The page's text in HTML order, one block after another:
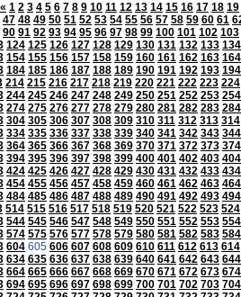
« 1 2 3 4 5 6 7 8 9 10 11 12 13 14 15 16 17 18 19
47 48 49 50 51 52 53 54 55 56 57 58 59 60 61
90 91 92 93 94 95 96 97 98 99 100 101 102 103
124 125 126 127 128 129 130 131 132 133 134
154 155 156 157 158 159 160 161 162 163 164
184 185 186 187 188 189 190 191 192 193 194
214 215 216 217 218 219 220 221 222 223 224
244 245 246 247 248 249 250 251 252 253 254
274 275 276 277 278 279 280 281 282 283 284
304 305 306 307 308 309 310 311 312 313 314
334 335 336 337 338 339 340 341 342 343 344
364 365 366 367 368 369 370 371 372 373 374
394 395 396 397 398 399 400 401 402 403 404
424 425 426 427 428 429 430 431 432 433 434
454 455 456 457 458 459 460 461 462 463 464
484 485 486 487 488 489 490 491 492 493 494
514 515 516 517 518 519 520 521 522 523 524
544 545 546 547 548 549 550 551 552 553 554
574 575 576 577 578 579 580 581 582 583 584
604 605 606 607 608 609 610 611 612 613 614
634 635 636 637 638 639 640 641 642 643 644
664 665 666 667 668 669 670 671 672 673 674
694 695 696 697 698 699 700 701 702 703 704